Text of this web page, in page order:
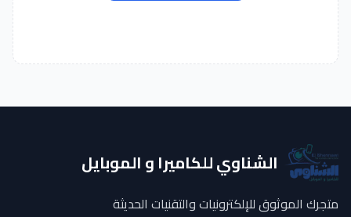
الشناوي للكاميرا و الموبايل
متجرك الموثوق للإلكترونيات والتقنيات الحديثة